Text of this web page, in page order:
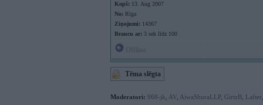
Kopš: 13. Aug 2007
No: Rīga
Ziņojumi: 14367
Braucu ar: 3 sek līdz 100
Tēma slēgta
Moderatori: 968-jk AV AiwaShuraLLP, GirtzB Lafter